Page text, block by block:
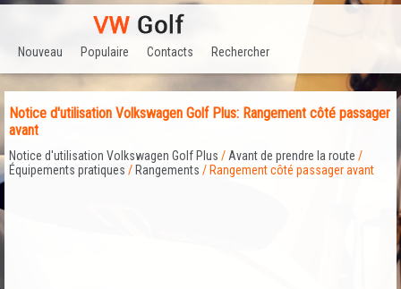
Nouveau Populaire Contacts Rechercher
Notice d'utilisation Volkswagen Golf Plus: Rangement côté passager
avant
Notice d'utilisation Volkswagen Golf Plus /Avant de prendre la route /
Équipements pratiques / Rangements / Rangement côté passager avant